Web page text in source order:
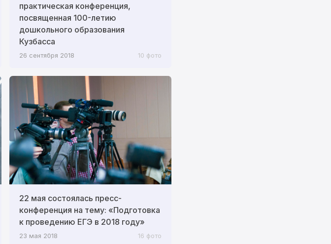
практическая конференция,
посвященная 100-летию
дошкольного образования
Кузбасса
26 сентября 2018 10 фото
22 мая состоялась пресс-
конференция на тему: «Подготовка
к проведению ЕГЭ в 2018 году»
23 мая 2018 16 фото